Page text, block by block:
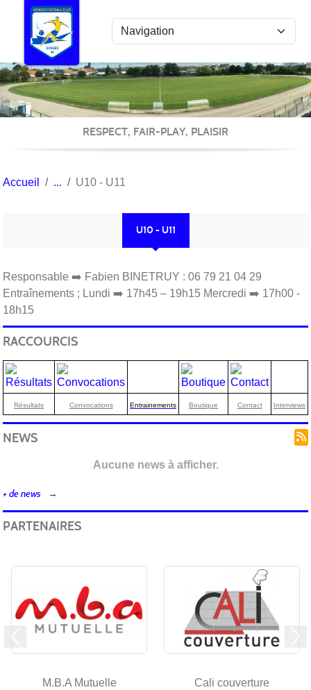
RESPECT, FAIR-PLAY, PLAISIR
Accueil U10 - U11
U10 - U11
Responsable ➡️ Fabien BINETRUY : 06 79 21 04 29
Entraînements ; Lundi ➡️ 17h45 – 19h15 Mercredi ➡️ 17h00 -
18h15
RACCOURCIS
Résultats Convocations Entrainements Boutique Contact Interviews
NEWS
Aucune news à afficher.
+ de news
PARTENAIRES
M.B.A Mutuelle Cali couverture
Panneau de gestion des cookies